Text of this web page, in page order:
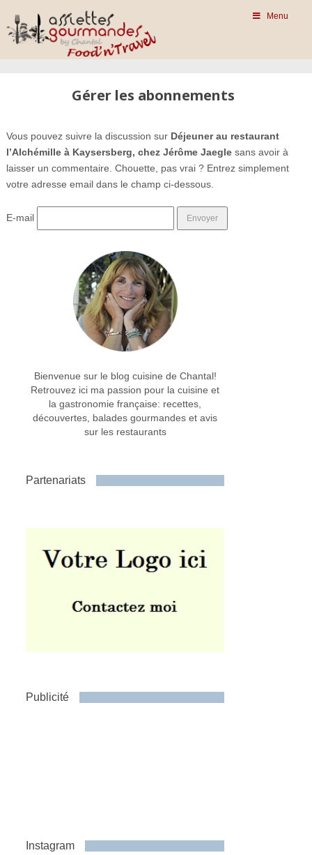
Menu
Gérer les abonnements
Vous pouvez suivre la discussion sur Déjeuner au restaurant
l’Alchémille à Kaysersberg, chez Jérôme Jaeglesans avoir à
laisser un commentaire. Chouette, pas vrai ? Entrez simplement
votre adresse email dans le champ ci-dessous.
E-mail
Bienvenue sur le blog cuisine de Chantal!
Retrouvez ici ma passion pour la cuisine et
la gastronomie française: recettes,
découvertes, balades gourmandes et avis
sur les restaurants
Partenariats
Publicité
Instagram